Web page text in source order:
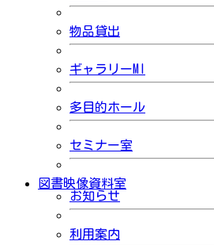
物品貸出
ギャラリーMI
多目的ホール
セミナー室
図書映像資料室
お知らせ
利用案内